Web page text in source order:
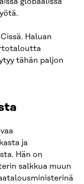
Haluan
tähän paljon
ja
Hän on
salkkua muun